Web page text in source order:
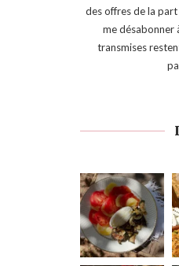
des offres de la
me désabonner
transmises